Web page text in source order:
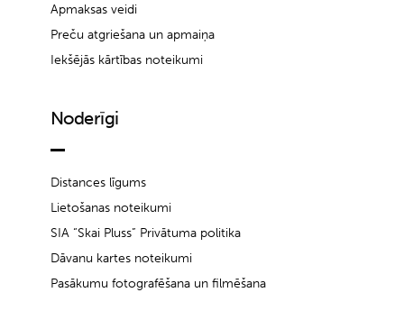
Apmaksas veidi
Preču atgriešana un apmaiņa
Iekšējās kārtības noteikumi
Noderīgi
Distances līgums
Lietošanas noteikumi
SIA “Skai Pluss” Privātuma politika
Dāvanu kartes noteikumi
Pasākumu fotografēšana un filmēšana